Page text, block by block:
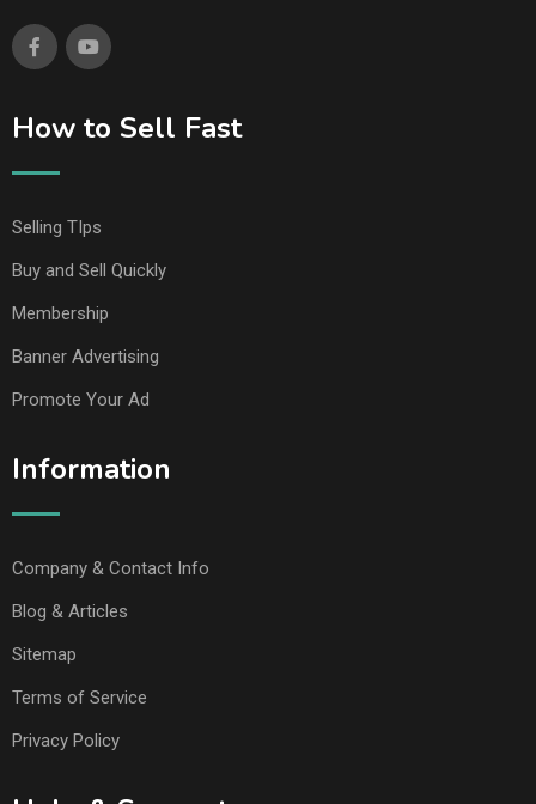
How to Sell Fast
Selling TIps
Buy and Sell Quickly
Membership
Banner Advertising
Promote Your Ad
Information
Company & Contact Info
Blog & Articles
Sitemap
Terms of Service
Privacy Policy